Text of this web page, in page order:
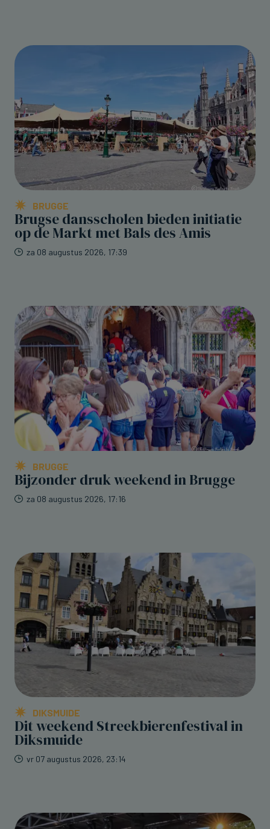
BRUGGE
Brugse dansscholen bieden initiatie
op de Markt met Bals des Amis
za 08 augustus 2026, 17:39
BRUGGE
Bijzonder druk weekend in Brugge
za 08 augustus 2026, 17:16
DIKSMUIDE
Dit weekend Streekbierenfestival in
Diksmuide
vr 07 augustus 2026, 23:14